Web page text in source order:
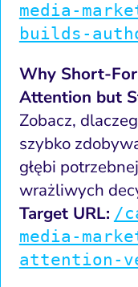
media-
builds-
Why Short-
Attention but
Zobacz,
szybko
głębi
wrażliwych
Target URL: /
media-
attention-